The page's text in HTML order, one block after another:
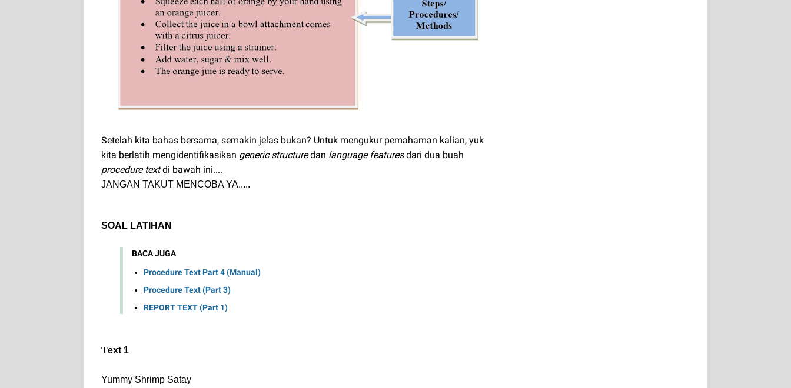
Setelah kita bahas bersama, semakin jelas bukan? Untuk mengukur pemahaman kalian, yuk
kita berlatih mengidentifikasikan generic structuredan language featuresdari dua buah
procedure textdi bawah ini....
JANGAN TAKUT MENCOBA YA.....
SOAL LATIHAN
BACA JUGA
Procedure Text Part 4 (Manual)
Procedure Text (Part 3)
REPORT TEXT (Part 1)
Text 1
Yummy Shrimp Satay